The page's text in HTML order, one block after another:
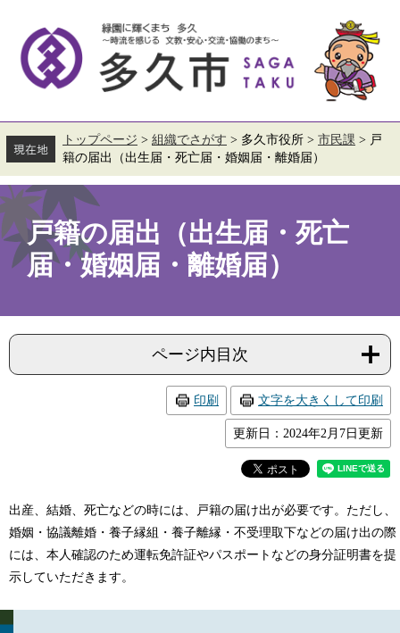
す。
し
て
へ
トップページ > 組織でさがす > 多久市役所 > 市民課 > 戸
籍の届出（出生届・死亡届・婚姻届・離婚届）
本
文
戸籍の届出（出生届・死亡
届・婚姻届・離婚届）
ページ内目次
印刷 文字を大きくして印刷
更新日：2024年2月7日更新
出産、結婚、死亡などの時には、戸籍の届け出が必要です。ただし、
婚姻・協議離婚・養子縁組・養子離縁・不受理取下などの届け出の際
には、本人確認のため運転免許証やパスポートなどの身分証明書を提
示していただきます。